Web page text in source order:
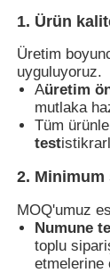
1. Ürün
Üretim
uyguluyoruz.
Aüretim
mutlaka
Tüm
test
2. Minimum
MOQ'umuz
Numune
toplu
etmelerine